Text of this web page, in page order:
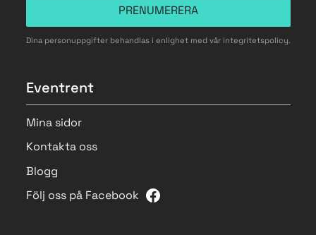
PRENUMERERA
Dina personuppgifter behandlas i enlighet med vår integritetspolicy.
Eventrent
Mina sidor
Kontakta oss
Blogg
Följ oss på Facebook